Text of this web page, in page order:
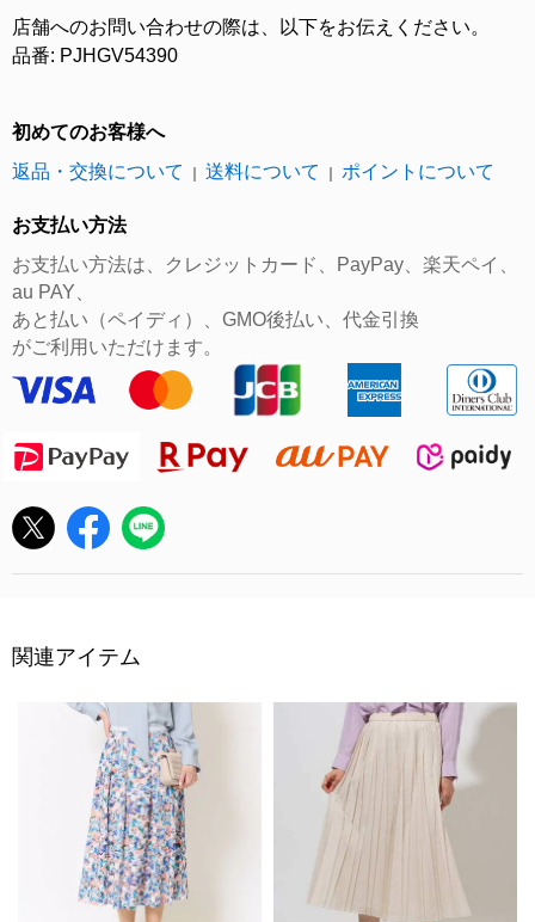
店舗へのお問い合わせの際は、以下をお伝えください。
品番: PJHGV54390
初めてのお客様へ
返品・交換について
｜ 送料について ｜ ポイントについて
お支払い方法
お支払い方法は、クレジットカード、PayPay、楽天ペイ、
au PAY、
あと払い（ペイディ）、GMO後払い、代金引換
がご利用いただけます。
関連アイテム